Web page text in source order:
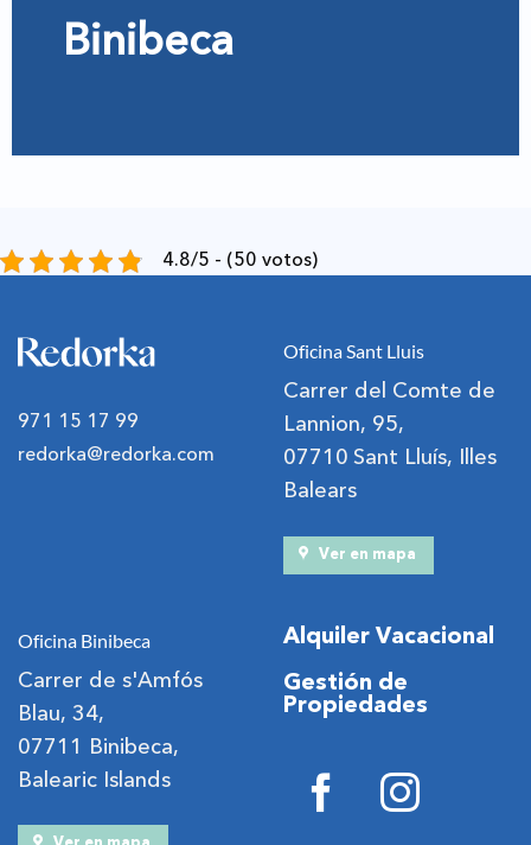
Binibeca
4.8/5 - (50 votos)
971 15 17 99
redorka@redorka.com
Oficina Sant Lluis
Carrer del Comte de
Lannion, 95,
07710 Sant Lluís, Illes
Balears
Ver en mapa
Oficina Binibeca
Carrer de s'Amfós
Blau, 34,
07711 Binibeca,
Balearic Islands
Alquiler Vacacional
Gestión de
Propiedades